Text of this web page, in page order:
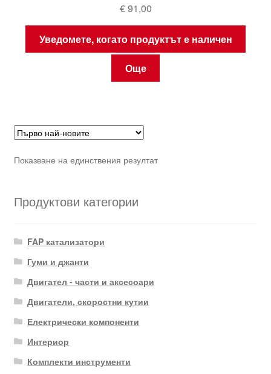
€91,00
Уведомете, когато продуктът е наличен
Още
Показване на единствения резултат
Продуктови категории
FAP катализатори
Гуми и джанти
Двигател - части и аксесоари
Двигатели, скоростни кутии
Електрически компоненти
Интериор
Комплекти инструменти